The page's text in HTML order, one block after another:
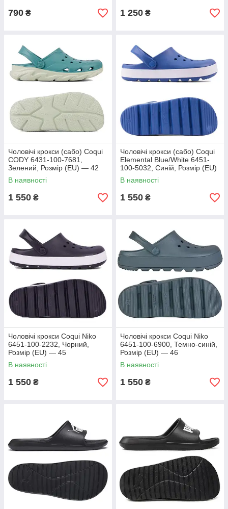
790 ₴ 1 250 ₴
Чоловічі крокси (сабо) Coqui
CODY 6431-100-7681,
Зелений, Розмір (EU) — 42
В наявності
1 550 ₴
Чоловічі крокси (сабо) Coqui
Elemental Blue/White 6451-
100-5032, Синій, Розмір (EU)
— 44
В наявності
1 550 ₴
Чоловічі крокси Coqui Niko
6451-100-2232, Чорний,
Розмір (EU) — 45
В наявності
1 550 ₴
Чоловічі крокси Coqui Niko
6451-100-6900, Темно-синій,
Розмір (EU) — 46
В наявності
1 550 ₴